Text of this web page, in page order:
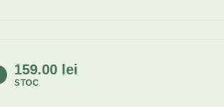
159.00 lei
STOC